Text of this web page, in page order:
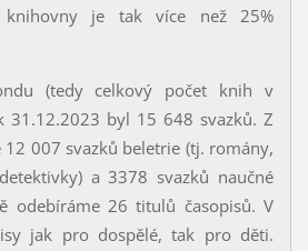
knihovny je tak více než 25%
(tedy celkový počet knih v
31.12.2023 byl 15 648 svazků. Z
007 svazků beletrie (tj. romány,
a 3378 svazků naučné
odebíráme 26 titulů časopisů. V
jak pro dospělé, tak pro děti.